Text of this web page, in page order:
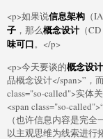
<p>如果说信息架构 （
子 ，那么概念设计（
味可口。</p>
<p>今天要谈的概念设计
品概念设计</span>”，
class="so-called">实体
<span class="so-
（也许信息内容是完
以主观思维为线索进行